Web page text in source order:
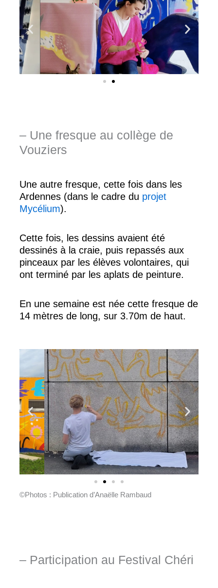
– Une fresque au collège de
Vouziers
Une autre fresque, cette fois dans les
Ardennes (dans le cadre du projet
Mycélium).
Cette fois, les dessins avaient été
dessinés à la craie, puis repassés aux
pinceaux par les élèves volontaires, qui
ont terminé par les aplats de peinture.
En une semaine est née cette fresque de
14 mètres de long, sur 3.70m de haut.
©Photos : Publication d’Anaëlle Rambaud
– Participation au Festival Chéri